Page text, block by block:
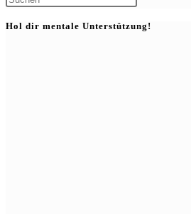
to
Hol dir mentale Unterstützung!